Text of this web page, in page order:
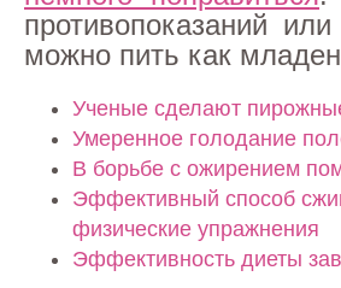
противопоказаний
можно пить как
Ученые сделают
Умеренное голодание
В борьбе с ожирением
Эффективный способ
физические упражнения
Эффективность диеты